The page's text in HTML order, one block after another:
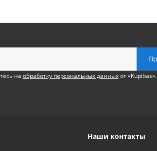
на обработку персональных данныхот «Kupibas».
Наши контакты